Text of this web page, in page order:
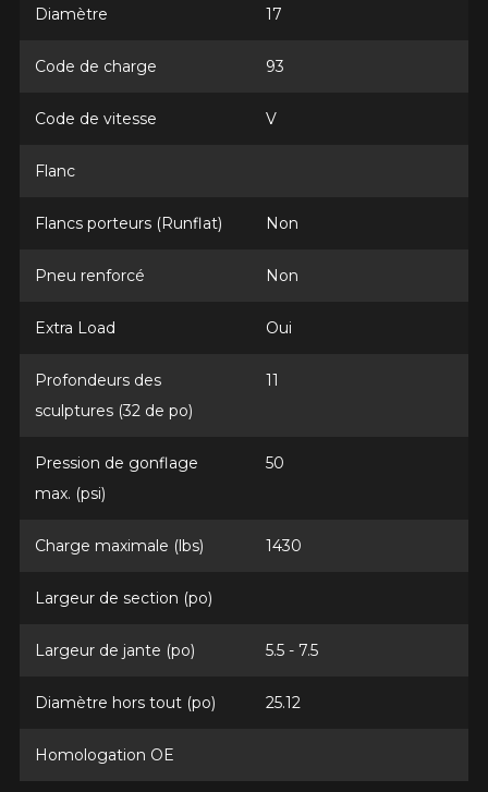
Diamètre 17
Code de charge 93
Code de vitesse V
Flanc
Flancs porteurs (Runflat) Non
Pneu renforcé Non
Extra Load Oui
Profondeurs des
sculptures (32 de po)
11
Pression de gonflage
max. (psi)
50
Charge maximale (lbs) 1430
Largeur de section (po)
Largeur de jante (po) 5.5 - 7.5
Diamètre hors tout (po) 25.12
Homologation OE
Année
Marque
Modèle
Option
KM parcourus
Style de conduite
Que magasinez-vous?